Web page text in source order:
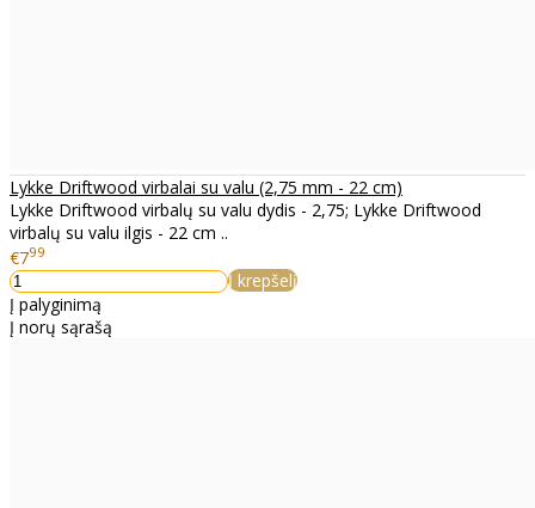
Lykke Driftwood virbalai su valu (2,75 mm - 22 cm)
Lykke Driftwood virbalų su valu dydis - 2,75; Lykke Driftwood
virbalų su valu ilgis - 22 cm ..
€799
Į krepšelį
Į palyginimą
Į norų sąrašą